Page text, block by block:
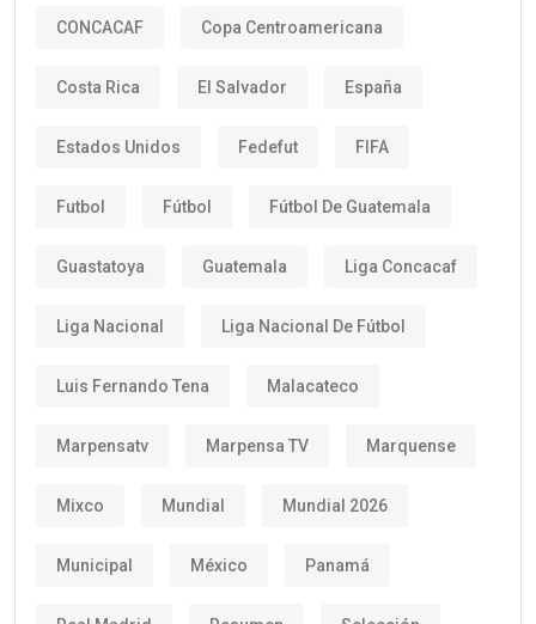
CONCACAF Copa Centroamericana
Costa Rica El Salvador España
Estados Unidos Fedefut FIFA
Futbol Fútbol Fútbol De Guatemala
Guastatoya Guatemala Liga Concacaf
Liga Nacional Liga Nacional De Fútbol
Luis Fernando Tena Malacateco
Marpensatv Marpensa TV Marquense
Mixco Mundial Mundial 2026
Municipal México Panamá